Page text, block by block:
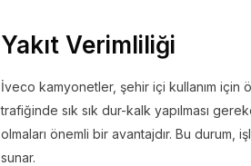
Yakıt Verimliliği
İveco kamyonetler, şehir içi kullanım için
trafiğinde sık sık dur-kalk yapılması
olmaları önemli bir avantajdır. Bu
sunar.